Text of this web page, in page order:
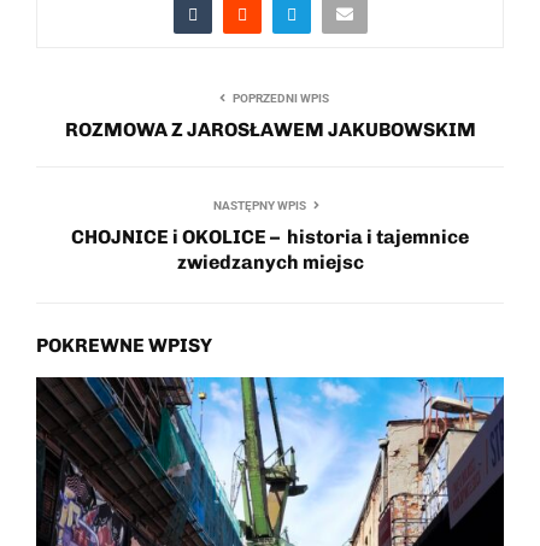
POPRZEDNI WPIS
ROZMOWA Z JAROSŁAWEM JAKUBOWSKIM
NASTĘPNY WPIS
CHOJNICE i OKOLICE – historia i tajemnice
zwiedzanych miejsc
POKREWNE WPISY